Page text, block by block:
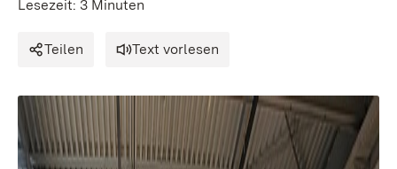
Lesezeit: 3 Minuten
Teilen Text vorlesen